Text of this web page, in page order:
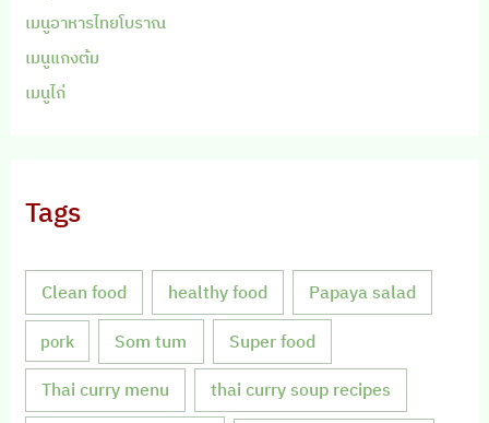
เมนูอาหารไทยโบราณ
เมนูแกงต้ม
เมนูไก่
Tags
Clean food healthy food Papaya salad
pork Som tum Super food
Thai curry menu thai curry soup recipes